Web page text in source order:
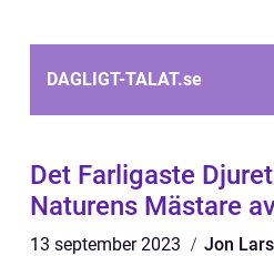
DAGLIGT-TALAT.se
Det Farligaste
Naturens Mästare
13 september 2023 Jon